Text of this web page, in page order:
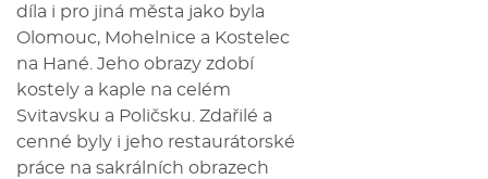
díla i pro jiná města jako byla
Olomouc, Mohelnice a Kostelec
na Hané. Jeho obrazy zdobí
kostely a kaple na celém
Svitavsku a Poličsku. Zdařilé a
cenné byly i jeho restaurátorské
práce na sakrálních obrazech